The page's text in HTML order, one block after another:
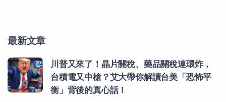
最新文章
川普又來了！晶片關稅、藥品關稅連環炸，
台積電又中槍？艾大帶你解讀台美「恐怖平
衡」背後的真心話！